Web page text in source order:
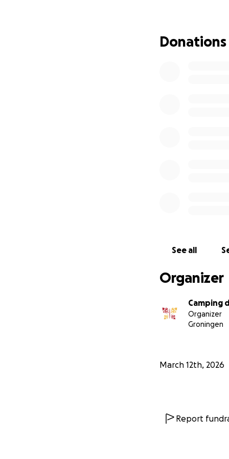
● Een strandje
het hele dorp en
Donations
See all
Organizer
Camping
Organizer
Groningen
March 12th, 2026
Report